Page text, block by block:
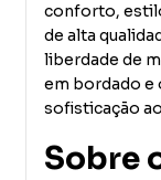
conforto,
de alta
liberdade de
em bordado e
sofisticação
Sobre